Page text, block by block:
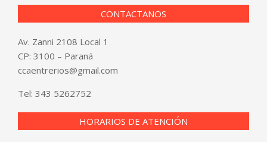
CONTACTANOS
Av. Zanni 2108 Local 1
CP: 3100 – Paraná
ccaentrerios@gmail.com
Tel: 343 5262752
HORARIOS DE ATENCIÓN